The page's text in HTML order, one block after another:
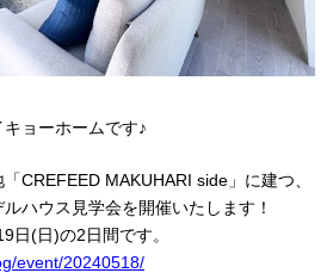
ョーホームです♪
CREFEED MAKUHARI side」に建つ、
ハウス見学会を開催いたします！
日(日)の2日間です。
event/20240518/